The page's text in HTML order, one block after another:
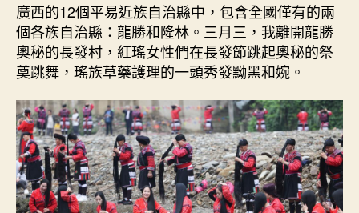
廣西的12個平易近族自治縣中，包含全國僅有的兩
個各族自治縣：龍勝和隆林。三月三，我離開龍勝
奧秘的長發村，紅瑤女性們在長發節跳起奧秘的祭
奠跳舞，瑤族草藥護理的一頭秀發黝黑和婉。